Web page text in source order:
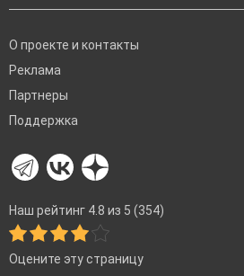
О проекте и контакты
Реклама
Партнеры
Поддержка
Наш рейтинг 4.8 из 5 (354)
Оцените эту страницу